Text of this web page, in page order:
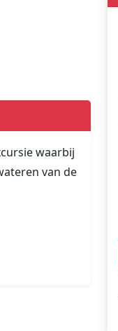
waarbij
van de